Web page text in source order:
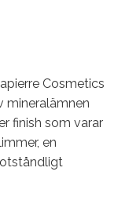
Cosmetics
mineralämnen
finish som varar
en